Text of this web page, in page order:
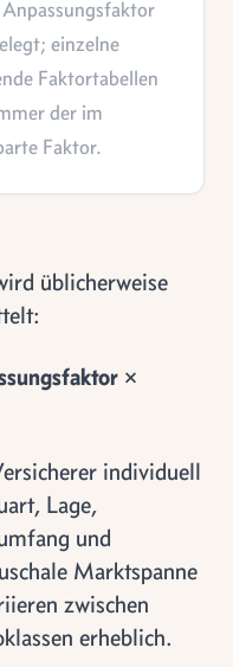
einzelne
Faktortabellen
der im
Faktor.
üblicherweise
×
individuell
Lage,
und
Marktspanne
zwischen
erheblich.